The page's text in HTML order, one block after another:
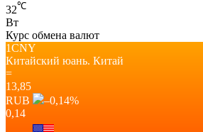
32℃
Вт
Курс обмена валют
1CNY
Китайский юань. Китай
=
13,85
RUB
–0,14%
0,14